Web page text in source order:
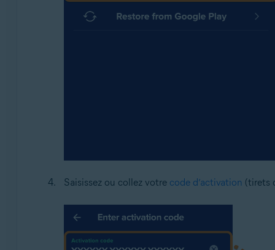
Saisissez ou collez votre code d’activation (tirets